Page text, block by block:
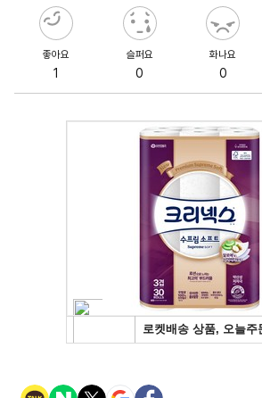
좋아요
1
슬퍼요
0
화나요
0